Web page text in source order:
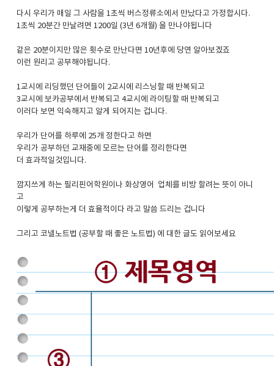
다시 우리가 매일 그 사람을 1초씩 버스정류소에서 만났다고 가정합시다.
1초씩 20분간 만날려면 1200일 (3년 6개월) 을 만나야됩니다
같은 20분이지만 많은 횟수로 만난다면 10년후에 당연 알아보겠죠
이런 원리고 공부해야됩니다.
1교시에 리딩했던 단어들이 2교시에 리스닝할 때 반복되고
3교시에 보카공부에서 반복되고 4교시에 라이팅할 때 반복되고
이러다 보면 익숙해지고 알게 되어지는 겁니다.
우리가 단어를 하루에 25개 정한다고 하면
우리가 공부하던 교재중에 모르는 단어를 정리한다면
더 효과적일것입니다.
깜지쓰게 하는 필리핀어학원이나 화상영어 업체를 비방 할려는 뜻이 아니
고
이렇게 공부하는게 더 효율적이다 라고 말씀 드리는 겁니다
그리고 코넬노트법 (공부할 때 좋은 노트법) 에 대한 글도 읽어보세요